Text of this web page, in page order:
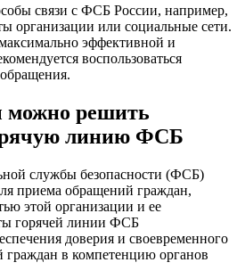
связи с ФСБ России, например,
организации или социальные сети.
эффективной и
воспользоваться
можно решить
линию ФСБ
службы безопасности (ФСБ)
приема обращений граждан,
этой организации и ее
горячей линии ФСБ
доверия и своевременного
граждан в компетенцию органов